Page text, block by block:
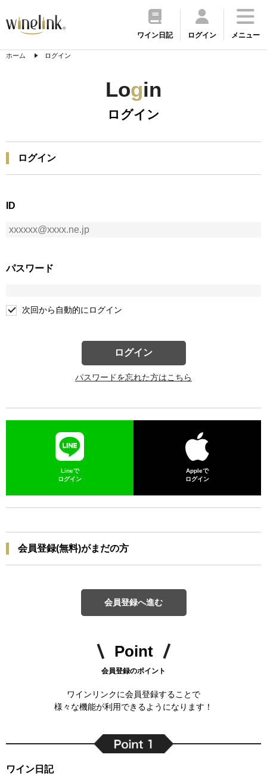
ワイン日記 ログイン メニュー
ホーム ログイン
Login
ログイン
ログイン
ID
パスワード
次回から自動的にログイン
ログイン
パスワードを忘れた方はこちら
Lineで
ログイン
Appleで
ログイン
会員登録(無料)がまだの方
会員登録へ進む
Point
会員登録のポイント
ワインリンクに会員登録することで
様々な機能が利用できるようになります！
ワイン日記